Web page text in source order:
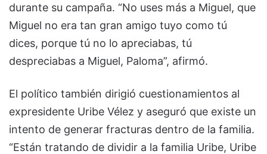
durante su campaña. “No uses más a Miguel, que
Miguel no era tan gran amigo tuyo como tú
dices, porque tú no lo apreciabas, tú
despreciabas a Miguel, Paloma”, afirmó.
El político también dirigió cuestionamientos al
expresidente Uribe Vélez y aseguró que existe un
intento de generar fracturas dentro de la familia.
“Están tratando de dividir a la familia Uribe, Uribe